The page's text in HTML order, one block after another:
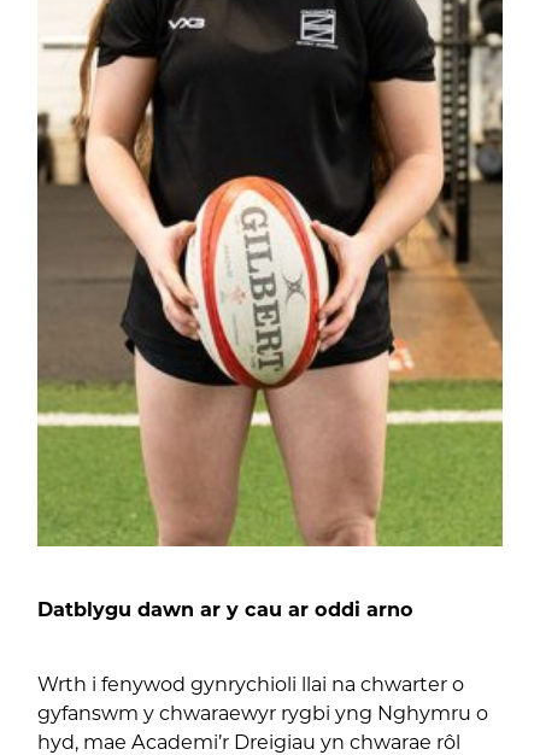
Datblygu dawn ar y cau ar oddi arno
Wrth i fenywod gynrychioli llai na chwarter o
gyfanswm y chwaraewyr rygbi yng Nghymru o
hyd, mae Academi’r Dreigiau yn chwarae rôl